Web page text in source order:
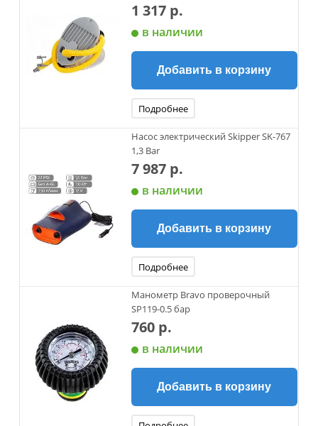
1 317 р.
в наличии
Добавить в корзину
Подробнее
Насос электрический Skipper SK-767
1,3 Bar
7 987 р.
в наличии
Добавить в корзину
Подробнее
Манометр Bravo проверочный
SP119-0.5 бар
760 р.
в наличии
Добавить в корзину